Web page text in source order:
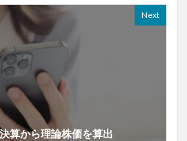
Next
算から理論株価を算出